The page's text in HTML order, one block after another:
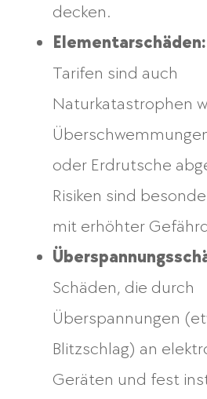
decken.
Elementarschäden:
Tarifen sind auch
Naturkatastrophen
oder Erdrutsche
Risiken sind
mit erhöhter
Schäden, die durch
Überspannungen
Blitzschlag) an
Geräten und fest